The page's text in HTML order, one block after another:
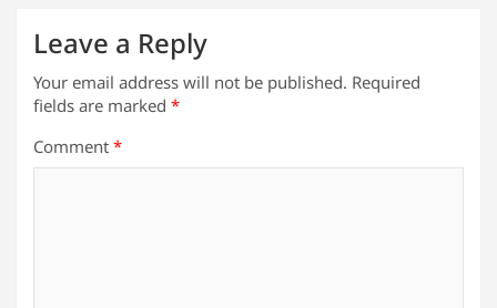
Leave a Reply
Your email address will not be published. Required
fields are marked *
Comment *